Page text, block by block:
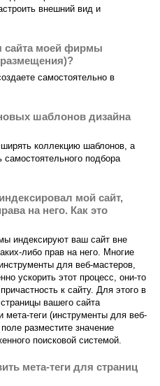
внешний вид и
сайта моей фирмы
самостоятельно в
шаблонов дизайна
коллекцию шаблонов, а
самостоятельного подбора
мой сайт,
на него. Как это
индексируют ваш сайт вне
либо прав на него. Многие
для веб-мастеров,
ускорить этот процесс, они-то
к сайту. Для этого в
вашего сайта
мета-теги (инструменты для веб-
разместите значение
поисковой системой.
мета-теги для страниц